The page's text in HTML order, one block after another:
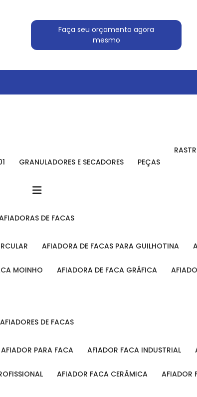
Faça seu orçamento agora
mesmo
GRANULADORES E SECADORES PEÇAS
AFIADORAS DE FACAS
AFIADORA DE FACAS PARA GUILHOTINA
MOINHO AFIADORA DE FACA GRÁFICA
AFIADORES DE FACAS
AFIADOR PARA FACA AFIADOR FACA INDUSTRIAL
AFIADOR FACA CERÂMICA